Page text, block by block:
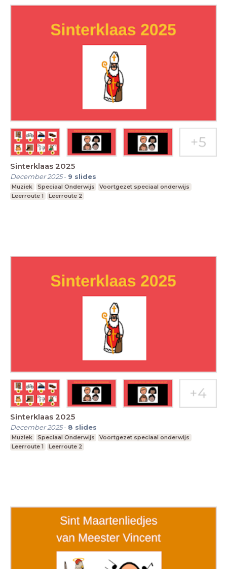
Sinterklaas 2025
December 2025- 9 slides
Muziek Speciaal Onderwijs
Voortgezet speciaal onderwijs
Leerroute 1
Leerroute 2
Sinterklaas 2025
December 2025- 8 slides
Muziek Speciaal Onderwijs
Voortgezet speciaal onderwijs
Leerroute 1
Leerroute 2